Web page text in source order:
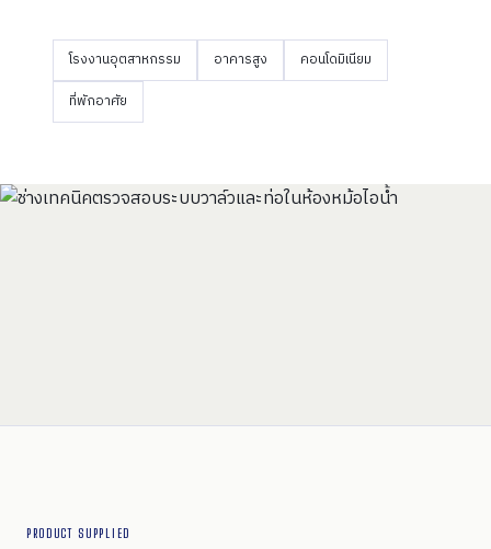
โรงงานอุตสาหกรรม อาคารสูง
คอนโดมิเนียม
ที่พักอาศัย
PRODUCT SUPPLIED